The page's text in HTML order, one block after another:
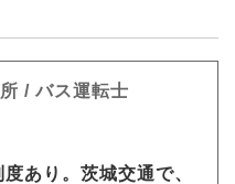
/ バス運転士
あり。茨城交通で、